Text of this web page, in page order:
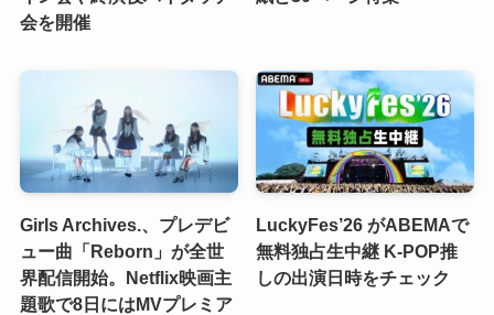
会を開催
Girls Archives.、プレデビ
ュー曲「Reborn」が全世
界配信開始。Netflix映画主
題歌で8日にはMVプレミア
LuckyFes’26 がABEMAで
無料独占生中継 K-POP推
しの出演日時をチェック